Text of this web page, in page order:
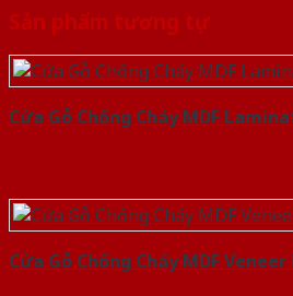
Sản phẩm tương tự
Cửa Gỗ Chống Cháy MDF
Cửa Gỗ Chống Cháy MDF Veneer